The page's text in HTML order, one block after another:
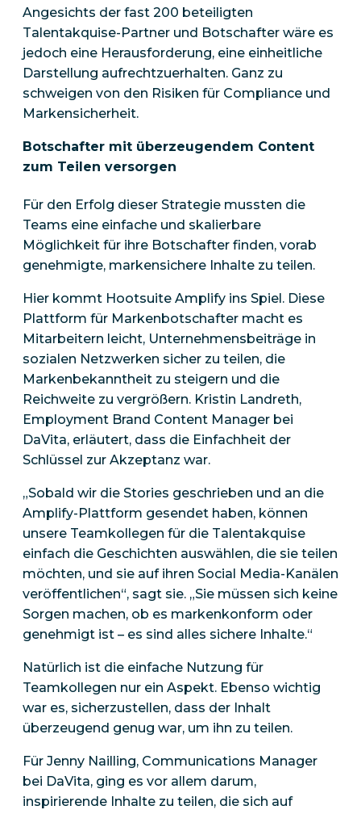
Angesichts der fast 200 beteiligten
Talentakquise-Partner und Botschafter wäre es
jedoch eine Herausforderung, eine einheitliche
Darstellung aufrechtzuerhalten. Ganz zu
schweigen von den Risiken für Compliance und
Markensicherheit.
Botschafter mit überzeugendem Content
zum Teilen versorgen
Für den Erfolg dieser Strategie mussten die
Teams eine einfache und skalierbare
Möglichkeit für ihre Botschafter finden, vorab
genehmigte, markensichere Inhalte zu teilen.
Hier kommt Hootsuite Amplify ins Spiel. Diese
Plattform für Markenbotschafter macht es
Mitarbeitern leicht, Unternehmensbeiträge in
sozialen Netzwerken sicher zu teilen, die
Markenbekanntheit zu steigern und die
Reichweite zu vergrößern. Kristin Landreth,
Employment Brand Content Manager bei
DaVita, erläutert, dass die Einfachheit der
Schlüssel zur Akzeptanz war.
„Sobald wir die Stories geschrieben und an die
Amplify-Plattform gesendet haben, können
unsere Teamkollegen für die Talentakquise
einfach die Geschichten auswählen, die sie teilen
möchten, und sie auf ihren Social Media-Kanälen
veröffentlichen“, sagt sie. „Sie müssen sich keine
Sorgen machen, ob es markenkonform oder
genehmigt ist – es sind alles sichere Inhalte.“
Natürlich ist die einfache Nutzung für
Teamkollegen nur ein Aspekt. Ebenso wichtig
war es, sicherzustellen, dass der Inhalt
überzeugend genug war, um ihn zu teilen.
Für Jenny Nailling, Communications Manager
bei DaVita, ging es vor allem darum,
inspirierende Inhalte zu teilen, die sich auf